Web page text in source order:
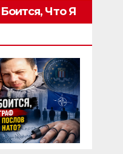
Что Я